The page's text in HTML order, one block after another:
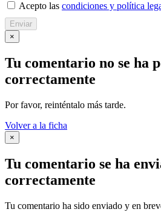
Acepto las condiciones y política
Enviar
×
Tu comentario no se ha
correctamente
Por favor, reinténtalo más tarde.
Volver a la ficha
×
Tu comentario se ha
correctamente
Tu comentario ha sido enviado y en